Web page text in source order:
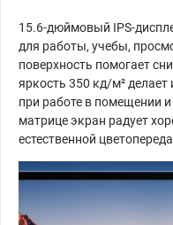
15.6-дюймовый IPS-
для работы, учебы,
поверхность помогает
яркость 350 кд/м²
при работе в помещении
матрице экран радует
естественной